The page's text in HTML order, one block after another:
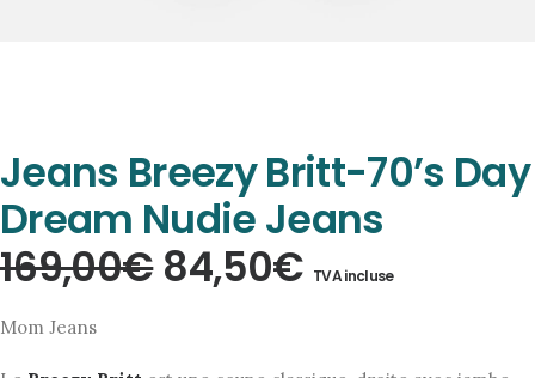
Jeans Breezy Britt-70’s Day
Dream Nudie Jeans
169,00€ Le
initial
84,50€Le
actuel
TVA incluse
Mom Jeans